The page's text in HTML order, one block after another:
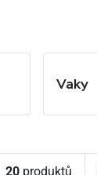
Vaky
20 produktů